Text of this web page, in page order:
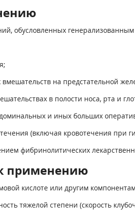
обусловленных
вмешательств на предстательной
в полости носа, рта и
и иных больших
(включая кровотечения при
фибринолитических
применению
кислоте или другим
тяжелой степени (скорость